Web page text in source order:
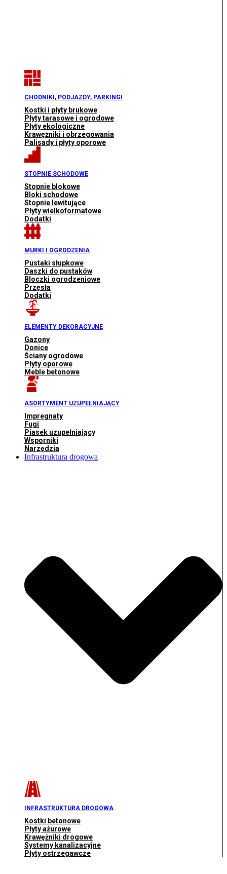
CHODNIKI, PODJAZDY, PARKINGI
Kostki i płyty brukowe
Płyty tarasowe i ogrodowe
Płyty ekologiczne
Krawężniki i obrzegowania
Palisady i płyty oporowe
STOPNIE SCHODOWE
Stopnie blokowe
Bloki schodowe
Stopnie lewitujące
Płyty wielkoformatowe
Dodatki
MURKI I OGRODZENIA
Pustaki słupkowe
Daszki do pustaków
Bloczki ogrodzeniowe
Przęsła
Dodatki
ELEMENTY DEKORACYJNE
Gazony
Donice
Ściany ogrodowe
Płyty oporowe
Meble betonowe
ASORTYMENT UZUPEŁNIAJĄCY
Impregnaty
Fugi
Piasek uzupełniający
Wsporniki
Narzędzia
Infrastruktura drogowa
INFRASTRUKTURA DROGOWA
Kostki betonowe
Płyty ażurowe
Krawężniki drogowe
Systemy kanalizacyjne
Płyty ostrzegawcze